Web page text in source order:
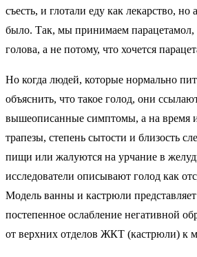
съесть, и глотали еду как лекарство, но
было. Так, мы принимаем парацетамол,
голова, а не потому, что хочется
Но когда людей, которые нормально
объяснить, что такое голод, они
вышеописанные симптомы, а на время
трапезы, степень сытости и близость
пищи или жалуются на урчание в
исследователи описывают голод как
Модель ванны и кастрюли
постепенное ослабление негативной
от верхних отделов ЖКТ (кастрюли) к